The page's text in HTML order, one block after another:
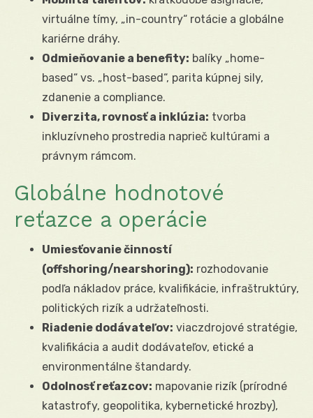
virtuálne tímy, „in-country“ rotácie a globálne
kariérne dráhy.
Odmieňovanie a benefity: balíky „home-
based“ vs. „host-based“, parita kúpnej sily,
zdanenie a compliance.
Diverzita, rovnosť a inklúzia: tvorba
inkluzívneho prostredia naprieč kultúrami a
právnym rámcom.
Globálne hodnotové
reťazce a operácie
Umiesťovanie činností
(offshoring/nearshoring): rozhodovanie
podľa nákladov práce, kvalifikácie, infraštruktúry,
politických rizík a udržateľnosti.
Riadenie dodávateľov: viaczdrojové stratégie,
kvalifikácia a audit dodávateľov, etické a
environmentálne štandardy.
Odolnosť reťazcov: mapovanie rizík (prírodné
katastrofy, geopolitika, kybernetické hrozby),